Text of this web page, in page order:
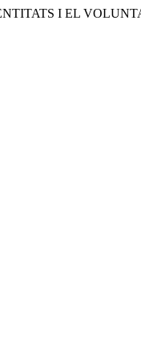
I EL